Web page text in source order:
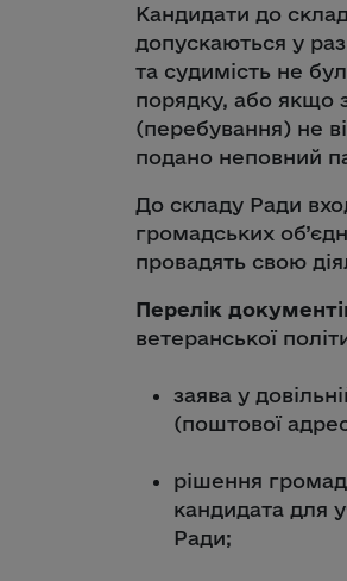
Кандидати до
допускаються у
та судимість не
порядку, або якщо
(перебування) не
подано неповний
До складу Ради
громадських
провадять свою
Перелік
ветеранської
заява у
(поштової
рішення
кандидата для
Ради;